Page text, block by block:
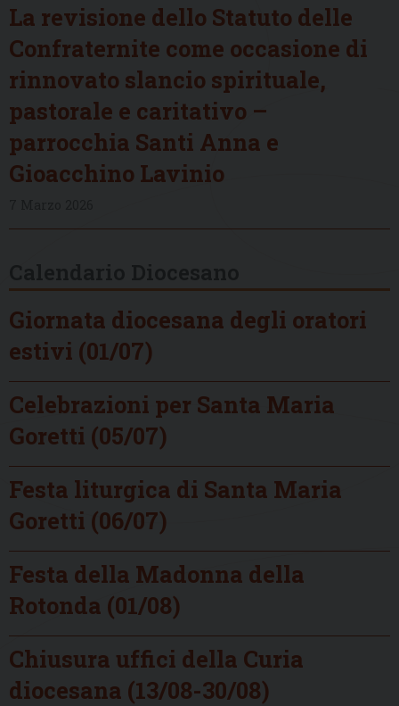
La revisione dello Statuto delle
Confraternite come occasione di
rinnovato slancio spirituale,
pastorale e caritativo –
parrocchia Santi Anna e
Gioacchino Lavinio
Giornata diocesana degli oratori
estivi (01/07)
Celebrazioni per Santa Maria
Goretti (05/07)
Festa liturgica di Santa Maria
Goretti (06/07)
Festa della Madonna della
Rotonda (01/08)
Chiusura uffici della Curia
diocesana (13/08-30/08)